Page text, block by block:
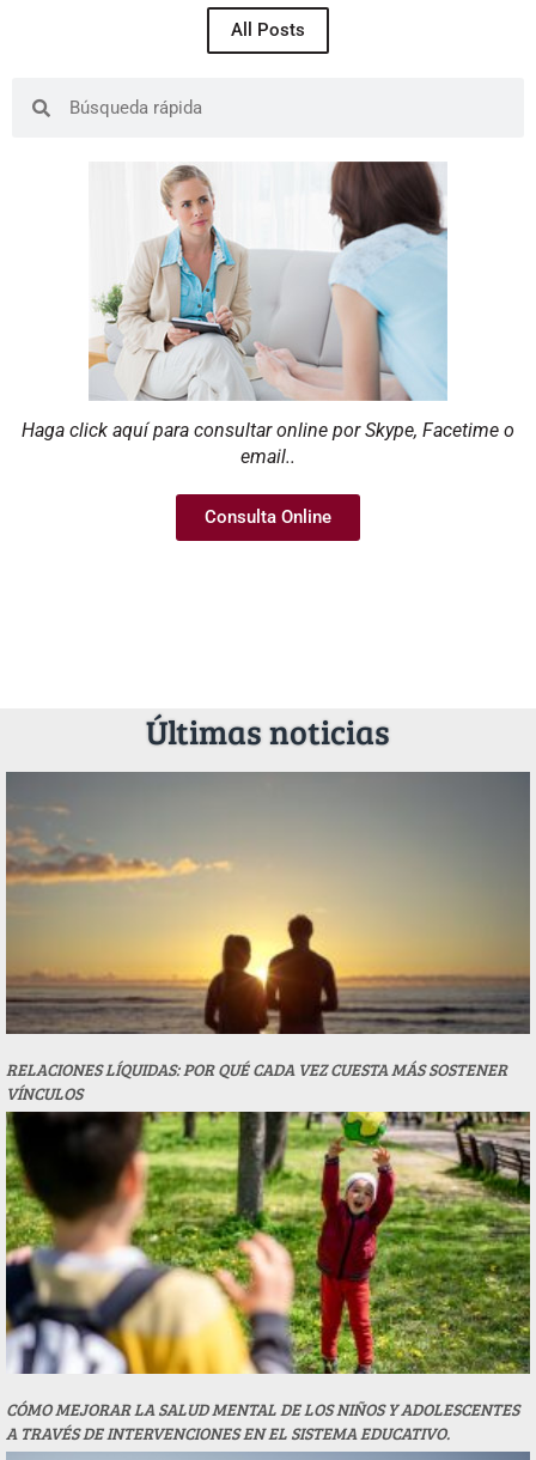
All Posts
Haga click aquí para consultar online por Skype, Facetime o
email..
Consulta Online
Últimas noticias
RELACIONES LÍQUIDAS: POR QUÉ CADA VEZ CUESTA MÁS SOSTENER
VÍNCULOS
CÓMO MEJORAR LA SALUD MENTAL DE LOS NIÑOS Y ADOLESCENTES
A TRAVÉS DE INTERVENCIONES EN EL SISTEMA EDUCATIVO.